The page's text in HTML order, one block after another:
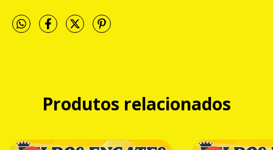
Produtos relacionados